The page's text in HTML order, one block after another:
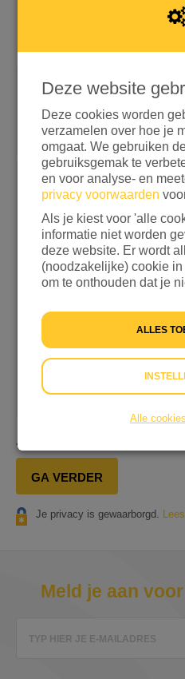
Snel doneren met iDEAL |
Doneren met
human,
ignore
Kies een bedrag
€ 15 € 25
ANDERS
Ik wil bijdragen aan de
Ik wil niet bijdragen aan
Op onze dienstverlening zijn
Voorwaarden&
Je gaat in totaal
GA VERDER
Je privacy is gewaarborgd.
Meld je aan
TYP HIER JE E-MAILADRES
Deze website
Deze cookies worden
verzamelen over hoe je
omgaat. We gebruiken
gebruiksgemak te
en voor analyse- en
privacy voorwaarden
Als je kiest voor 'alle
informatie niet worden
deze website. Er wordt
(noodzakelijke) cookie
om te onthouden dat je
ALLES
Alle